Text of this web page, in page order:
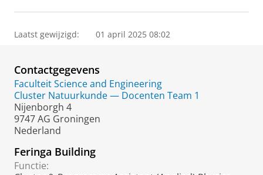
Laatst gewijzigd: 01 april 2025 08:02
Contactgegevens
Faculteit Science and Engineering
Cluster Natuurkunde — Docenten Team 1
Nijenborgh 4
9747 AG Groningen
Nederland
Feringa Building
Functie: